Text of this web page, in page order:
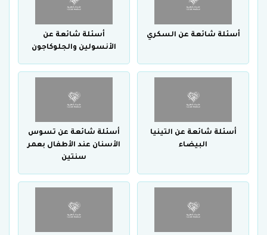
أسئلة شائعة عن السكري
أسئلة شائعة عن
الأنسولين والجلوكاجون
أسئلة شائعة عن التينيا
البيضاء
أسئلة شائعة عن تسوس
الأسنان عند الأطفال بعمر
سنتين